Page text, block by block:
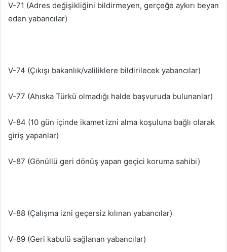
V-71 (Adres değişikliğini bildirmeyen, gerçeğe aykırı beyan
eden yabancılar)
V-74 (Çıkışı bakanlık/valiliklere bildirilecek yabancılar)
V-77 (Ahıska Türkü olmadığı halde başvuruda bulunanlar)
V-84 (10 gün içinde ikamet izni alma koşuluna bağlı olarak
giriş yapanlar)
V-87 (Gönüllü geri dönüş yapan geçici koruma sahibi)
V-88 (Çalışma izni geçersiz kılınan yabancılar)
V-89 (Geri kabulü sağlanan yabancılar)